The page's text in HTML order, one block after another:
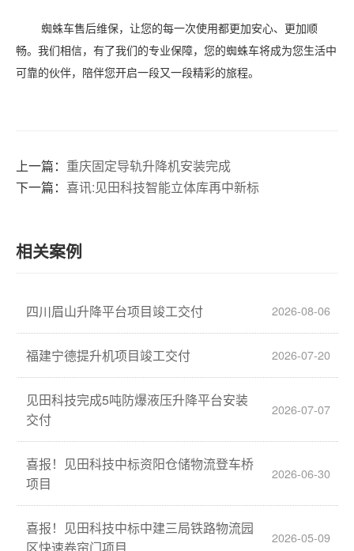
蜘蛛车售后维保，让您的每一次使用都更加安心、更加顺
畅。我们相信，有了我们的专业保障，您的蜘蛛车将成为您生活中
可靠的伙伴，陪伴您开启一段又一段精彩的旅程。
上一篇： 重庆固定导轨升降机安装完成
下一篇： 喜讯:见田科技智能立体库再中新标
相关案例
四川眉山升降平台项目竣工交付 2026-08-06
福建宁德提升机项目竣工交付 2026-07-20
见田科技完成5吨防爆液压升降平台安装
交付
2026-07-07
喜报！见田科技中标资阳仓储物流登车桥
项目
2026-06-30
喜报！见田科技中标中建三局铁路物流园
2026-05-09